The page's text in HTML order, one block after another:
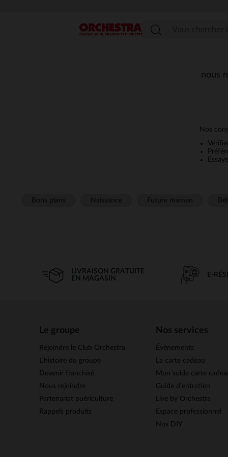
Menu
nous
Nos
LIVRAISON GRATUITE
EN MAGASIN
E-
Le groupe
Rejoindre le Club Orchestra
L’histoire du groupe
Devenir franchisé
Nous rejoindre
Partenariat puériculture
Rappels produits
Nos services
Évènements
La carte cadeau
Mon solde carte
Guide d'entretien
Live by Orchestra
Espace professionnel
Nos DIY